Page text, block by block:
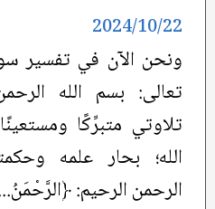
ونحن الآن في تفسير
تعالى: بسم الله
تلاوتي متبرِّكًا
الله؛ بحار علمه
الرحمن الرحيم:
2024/10/22